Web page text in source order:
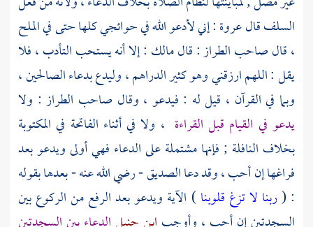
السلف قالعروة: إني لأدعو الله في حوائجي كلها حتى في الملح
، قال صاحب الطراز : قالمالك : إلا أنه يستحب التأدب ، فلا
يقل : اللهم ارزقني وهو كثير الدراهم ، وليدع بدعاء الصالحين ،
وبما في القرآن ، قيل له : فيدعو ، وقال صاحب الطراز : ولا
يدعو في القيام قبل القراءة ، ولا في أثناء الفاتحة في المكتوبة
بخلاف النافلة ; فإنها مشتملة على الدعاء فهي أولى ويدعو بعد
فراغها إن أحب ، وقد دعا الصديق - رضي الله عنه - بعدها بقوله
: (ربنا لا تزغ قلوبنا) الآية ويدعو بعد الرفع من الركوع بين